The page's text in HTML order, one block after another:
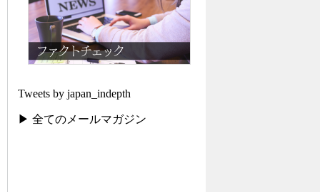
Tweets by japan_indepth
▶ 全てのメールマガジン